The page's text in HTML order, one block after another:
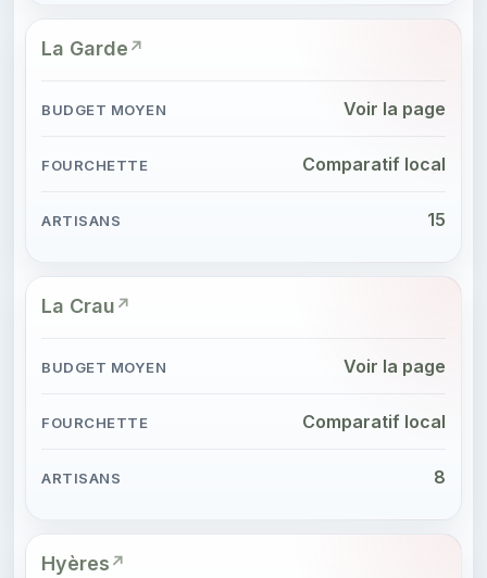
La Garde
Voir la page
Comparatif local
15
La Crau
Voir la page
Comparatif local
8
Hyères